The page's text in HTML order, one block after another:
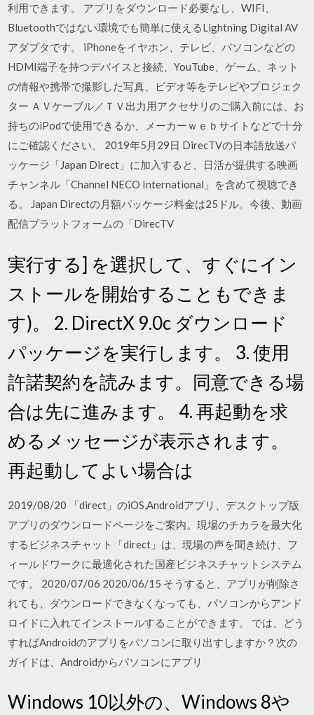
利用できます。 アプリをダウンロード必要なし、WIFI、
Bluetoothではない環境でも簡単に使えるLightning Digital AV
アダプタです。 iPhoneをイヤホン、テレビ、パソコンなどの
HDMI端子を持つデバイスと接続、YouTube、ゲーム、ネット
の情報や携帯で撮影した写真、ビデオ等をテレビやプロジェク
ター ＡＶケーブル／ＴＶ出力用アクセサリのご購入前には、お
持ちのiPodで使用できるか、メーカーｗｅｂサイトなどで十分
にご確認ください。 2019年5月29日 DirecTVの日本語放送パ
ッケージ「Japan Direct」に加入すると、日活が提供する映画
チャンネル「Channel NECO International」を含めて視聴でき
る。 Japan Directの月額パッケージ料金は25ドル。今後、動画
配信プラットフォームの「DirecTV
実行する] を選択して、すぐにイン
ストールを開始することもできま
す)。 2. DirectX 9.0c ダウンロード
パッケージを実行します。 3. 使用
許諾契約を読みます。同意できる場
合は先に進みます。 4. 再起動を求
めるメッセージが表示されます。
再起動してよい場合は
2019/08/20 「direct」のiOS,Androidアプリ、デスクトップ版
アプリのダウンロードページをご案内。現場のチカラを最大化
するビジネスチャット「direct」は、現場の声を聞き続け、フ
ィールドワークに最適化された国産ビジネスチャットシステム
です。 2020/07/06 2020/06/15 そうすると、アプリが削除さ
れても、ダウンロードできなくなっても、パソコンからアンド
ロイドに入れてインストールすることができます。 では、どう
すればAndroidのアプリをパソコンに取り出すしますか？次の
ガイドは、Androidからパソコンにアプリ
Windows 10以外の、Windows 8や